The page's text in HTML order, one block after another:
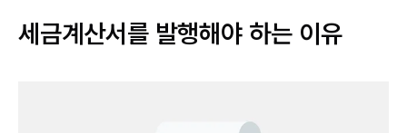
세금계산서를 발행해야 하는 이유